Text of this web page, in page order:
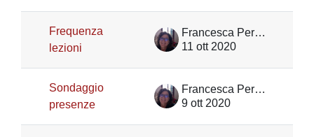
Frequenza
lezioni
Francesca Peressotti
11 ott 2020
Sondaggio
presenze
Francesca Peressotti
9 ott 2020